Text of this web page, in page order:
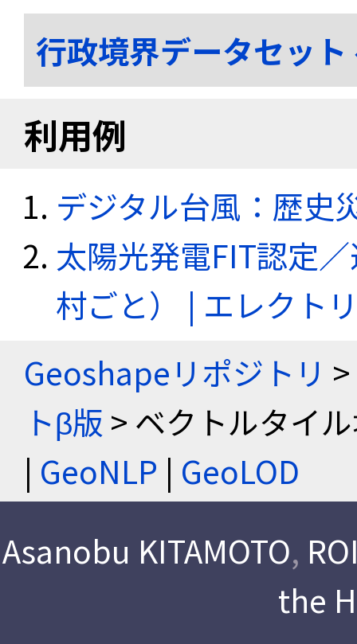
行政境界データセッ
利用例
デジタル台風：歴史
太陽光発電FIT認定
村ごと） | エレクト
Geoshapeリポジトリ >
トβ版 > ベクトルタイ
| GeoNLP | GeoLOD
Asanobu KITAMOTO,
the